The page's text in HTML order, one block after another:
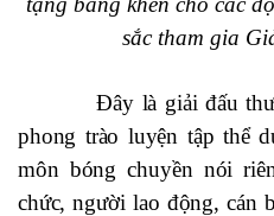
sắc tham gia
Đây là giải đấu
phong trào luyện tập thể
môn bóng chuyền nói
chức, người lao động, cán